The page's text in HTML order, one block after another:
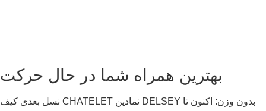
بهترین همراه شما در حال حرکت
نسل بعدی کیف CHATELET نمادین DELSEY بدون وزن: اکنون تا